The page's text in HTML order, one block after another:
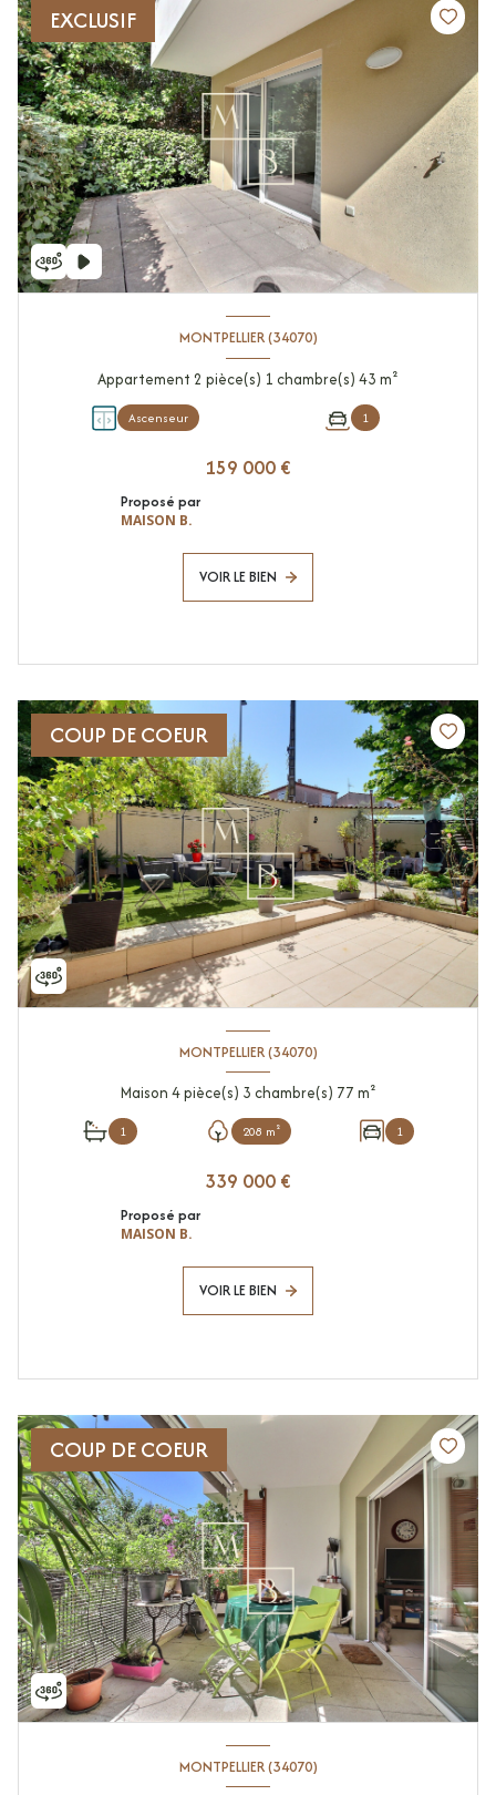
EXCLUSIF
MONTPELLIER (34070)
Appartement 2 pièce(s) 1 chambre(s) 43 m²
Ascenseur 1
159 000 €
Proposé par
MAISON B.
VOIR LE BIEN
COUP DE COEUR
MONTPELLIER (34070)
Maison 4 pièce(s) 3 chambre(s) 77 m²
1 208 m² 1
339 000 €
Proposé par
MAISON B.
VOIR LE BIEN
COUP DE COEUR
MONTPELLIER (34070)